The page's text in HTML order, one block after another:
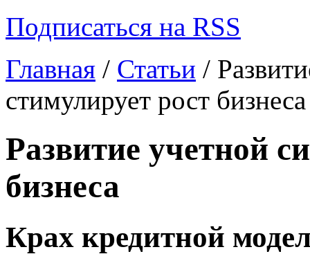
Подписаться на RSS
Главная / Статьи /
стимулирует рост бизнеса
Развитие учетной
бизнеса
Крах кредитной